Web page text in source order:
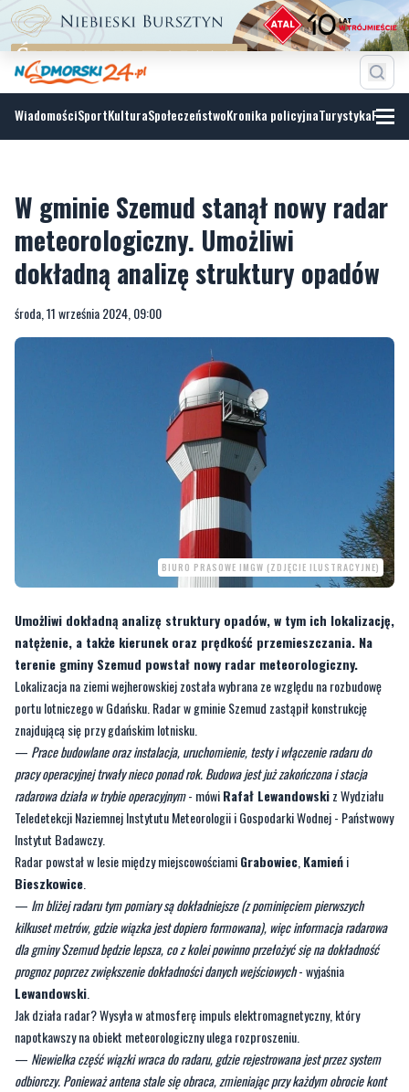
WiadomościSportKulturaSpołeczeństwoKronika policyjnaTurystyka
W gminie Szemud stanął nowy radar
meteorologiczny. Umożliwi
dokładną analizę struktury opadów
BIURO PRASOWE IMGW (ZDJĘCIE ILUSTRACYJNE)
Umożliwi dokładną analizę struktury opadów, w tym ich lokalizację,
natężenie, a także kierunek oraz prędkość przemieszczania. Na
terenie gminy Szemud powstał nowy radar meteorologiczny.
Lokalizacja na ziemi wejherowskiej została wybrana ze względu na rozbudowę
portu lotniczego w Gdańsku. Radar w gminie Szemud zastąpił konstrukcję
znajdującą się przy gdańskim lotnisku.
—Prace budowlane oraz instalacja, uruchomienie, testy i włączenie radaru do
pracy operacyjnej trwały nieco ponad rok. Budowa jest już zakończona i stacja
radarowa działa w trybie operacyjnym- mówiRafał Lewandowskiz Wydziału
Teledetekcji Naziemnej Instytutu Meteorologii i Gospodarki Wodnej - Państwowy
Instytut Badawczy.
Radar powstał w lesie między miejscowościamiGrabowiec,Kamieńi
Bieszkowice.
—Im bliżej radaru tym pomiary są dokładniejsze (z pominięciem pierwszych
kilkuset metrów, gdzie wiązka jest dopiero formowana), więc informacja radarowa
dla gminy Szemud będzie lepsza, co z kolei powinno przełożyć się na dokładność
prognoz poprzez zwiększenie dokładności danych wejściowych- wyjaśnia
Lewandowski.
Jak działa radar? Wysyła w atmosferę impuls elektromagnetyczny, który